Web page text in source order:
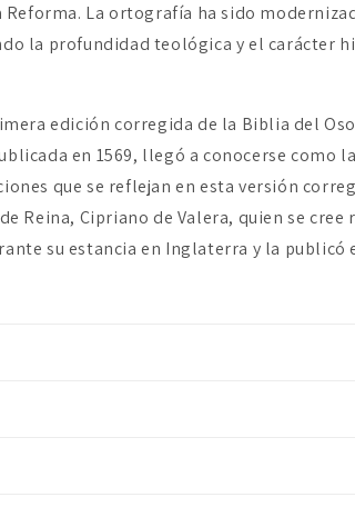
La ortografía ha sido
la profundidad teológica y el carácter
edición corregida de la Biblia del
en 1569, llegó a conocerse como
que se reflejan en esta versión
Reina, Cipriano de Valera, quien se cree
su estancia en Inglaterra y la publicó